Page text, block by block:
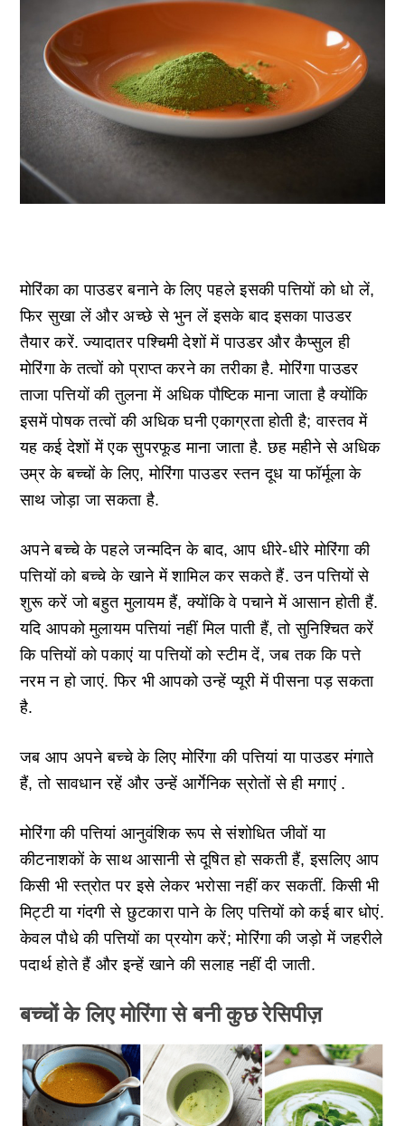
मोरिंका का पाउडर बनाने के लिए पहले इसकी पत्तियों को धो लें,
फिर सुखा लें और अच्छे से भुन लें इसके बाद इसका पाउडर
तैयार करें. ज्यादातर पश्चिमी देशों में पाउडर और कैप्सुल ही
मोरिंगा के तत्वों को प्राप्त करने का तरीका है. मोरिंगा पाउडर
ताजा पत्तियों की तुलना में अधिक पौष्टिक माना जाता है क्योंकि
इसमें पोषक तत्वों की अधिक घनी एकाग्रता होती है; वास्तव में
यह कई देशों में एक सुपरफूड माना जाता है. छह महीने से अधिक
उम्र के बच्चों के लिए, मोरिंगा पाउडर स्तन दूध या फॉर्मूला के
साथ जोड़ा जा सकता है.
अपने बच्चे के पहले जन्मदिन के बाद, आप धीरे-धीरे मोरिंगा की
पत्तियों को बच्चे के खाने में शामिल कर सकते हैं. उन पत्तियों से
शुरू करें जो बहुत मुलायम हैं, क्योंकि वे पचाने में आसान होती हैं.
यदि आपको मुलायम पत्तियां नहीं मिल पाती हैं, तो सुनिश्चित करें
कि पत्तियों को पकाएं या पत्तियों को स्टीम दें, जब तक कि पत्ते
नरम न हो जाएं. फिर भी आपको उन्हें प्यूरी में पीसना पड़ सकता
है.
जब आप अपने बच्चे के लिए मोरिंगा की पत्तियां या पाउडर मंगाते
हैं, तो सावधान रहें और उन्हें आर्गेनिक स्रोतों से ही मगाएं .
मोरिंगा की पत्तियां आनुवंशिक रूप से संशोधित जीवों या
कीटनाशकों के साथ आसानी से दूषित हो सकती हैं, इसलिए आप
किसी भी स्त्रोत पर इसे लेकर भरोसा नहीं कर सकतीं. किसी भी
मिट्टी या गंदगी से छुटकारा पाने के लिए पत्तियों को कई बार धोएं.
केवल पौधे की पत्तियों का प्रयोग करें; मोरिंगा की जड़ो में जहरीले
पदार्थ होते हैं और इन्हें खाने की सलाह नहीं दी जाती.
बच्चों के लिए मोरिंगा से बनी कुछ रेसिपीज़